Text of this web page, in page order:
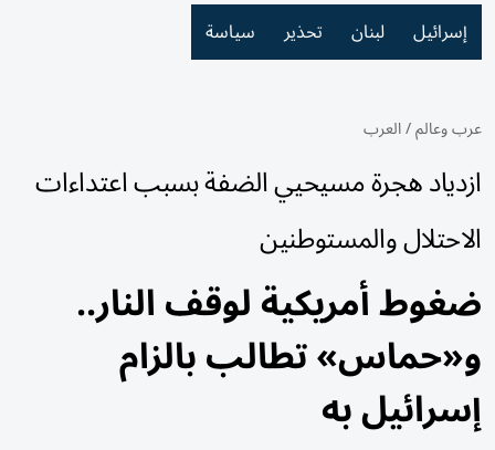
إسرائيل لبنان تحذير سياسة
عرب وعالم/العرب
ازدياد هجرة مسيحيي الضفة بسبب اعتداءات
الاحتلال والمستوطنين
ضغوط أمريكية لوقف النار..
و«حماس» تطالب بالزام
إسرائيل به